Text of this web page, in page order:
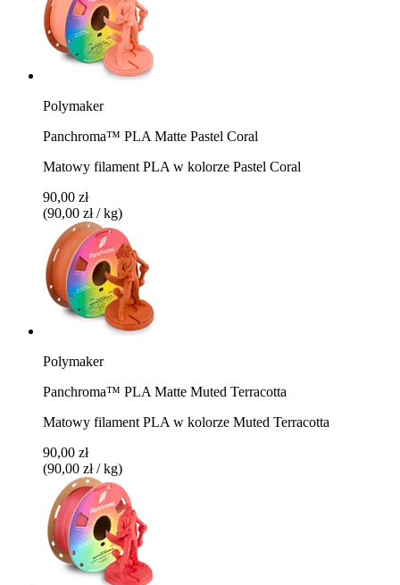
Polymaker
Panchroma™ PLA Matte Pastel Coral
Matowy filament PLA w kolorze Pastel Coral
90,00 zł
(90,00 zł / kg)
Polymaker
Panchroma™ PLA Matte Muted Terracotta
Matowy filament PLA w kolorze Muted Terracotta
90,00 zł
(90,00 zł / kg)